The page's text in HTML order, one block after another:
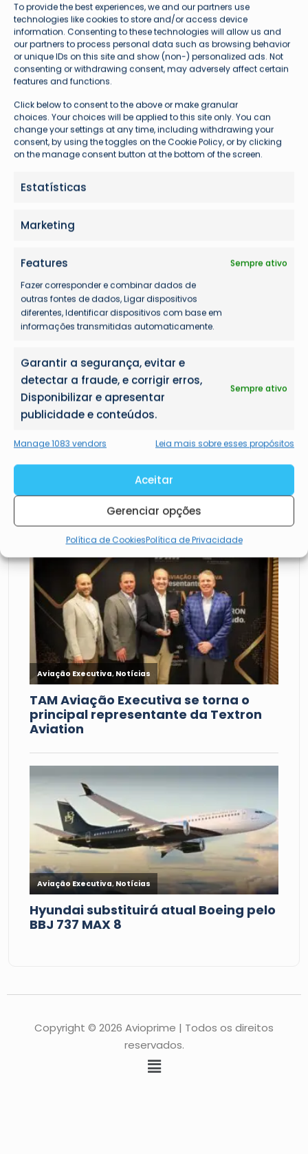
To provide the best experiences, we and our partners use
technologies like cookies to store and/or access device
information. Consenting to these technologies will allow us and
our partners to process personal data such as browsing behavior
or unique IDs on this site and show (non-) personalized ads. Not
consenting or withdrawing consent, may adversely affect certain
features and functions.
Click below to consent to the above or make granular
choices. Your choices will be applied to this site only. You can
change your settings at any time, including withdrawing your
consent, by using the toggles on the Cookie Policy, or by clicking
on the manage consent button at the bottom of the screen.
Estatísticas
Marketing
Features
Sempre ativo
Fazer corresponder e combinar dados de
outras fontes de dados, Ligar dispositivos
diferentes, Identificar dispositivos com base em
informações transmitidas automaticamente.
Garantir a segurança, evitar e
detectar a fraude, e corrigir erros,
Disponibilizar e apresentar
publicidade e conteúdos.
Sempre ativo
Manage 1083 vendors Leia mais sobre esses propósitos
Aceitar
Gerenciar opções
Política de CookiesPolítica de Privacidade
Copyright © 2026 Avioprime | Todos os direitos
reservados.